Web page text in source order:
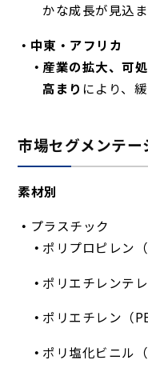
かな成長が見込ま
中東・アフリカ
産業の拡大、可
高まり により、
市場セグメンテー
素材別
プラスチック
ポリプロピレン（
ポリエチレンテ
ポリエチレン（PE
ポリ塩化ビニル（